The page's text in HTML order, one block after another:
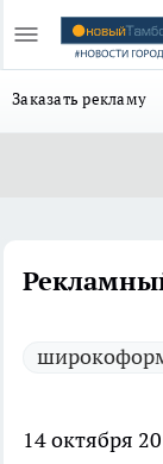
Заказать рекламу
14 октября